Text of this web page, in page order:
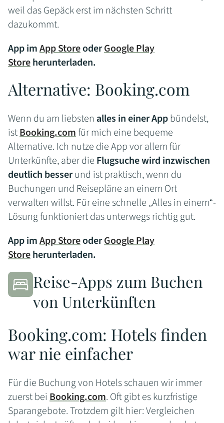
weil das Gepäck erst im nächsten Schritt
dazukommt.
App imApp StoreoderGoogle Play
Storeherunterladen.
Alternative: Booking.com
Wenn du am liebsten alles in einer Appbündelst,
istBooking.comfür mich eine bequeme
Alternative. Ich nutze die App vor allem für
Unterkünfte, aber die Flugsuche wird inzwischen
deutlich besserund ist praktisch, wenn du
Buchungen und Reisepläne an einem Ort
verwalten willst. Für eine schnelle „Alles in einem“-
Lösung funktioniert das unterwegs richtig gut.
App imApp StoreoderGoogle Play
Storeherunterladen.
Reise-Apps zum Buchen
von Unterkünften
Booking.com: Hotels finden
war nie einfacher
Für die Buchung von Hotels schauen wir immer
zuerst bei Booking.com. Oft gibt es kurzfristige
Sparangebote. Trotzdem gilt hier: Vergleichen